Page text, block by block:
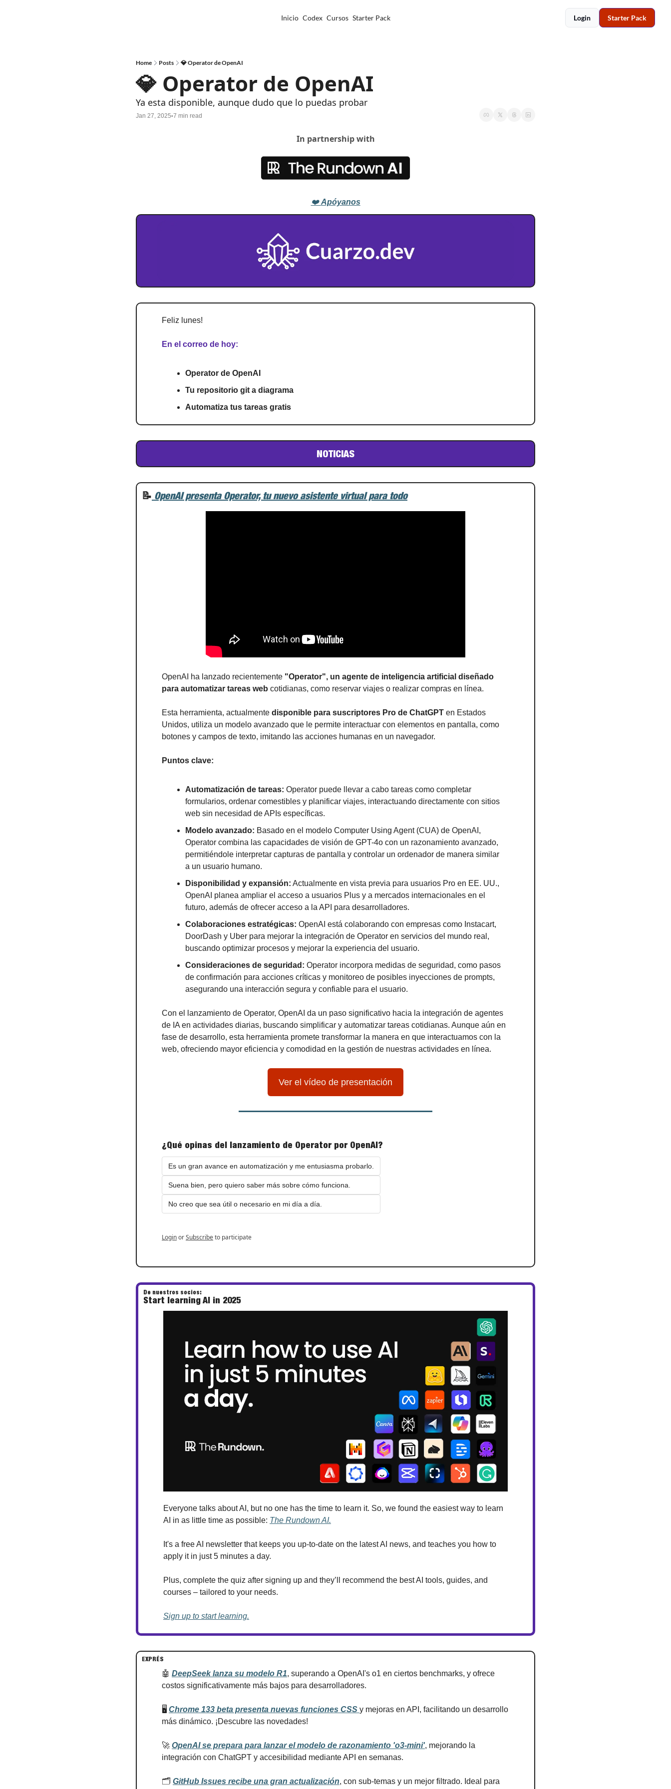
Inicio Codex Cursos Starter Pack Login Starter Pack
Home Posts 💎 Operator de OpenAI
💎 Operator de OpenAI
Ya esta disponible, aunque dudo que lo puedas probar
Jan 27, 2025•7 min read
In partnership with
❤️ Apóyanos
Feliz lunes!
En el correo de hoy:
Operator de OpenAI
Tu repositorio git a diagrama
Automatiza tus tareas gratis
NOTICIAS
📝 OpenAI presenta Operator, tu nuevo asistente virtual para todo
OpenAI ha lanzado recientemente "Operator", un agente de inteligencia artificial diseñado
para automatizar tareas web cotidianas, como reservar viajes o realizar compras en línea.
Esta herramienta, actualmente disponible para suscriptores Pro de ChatGPT en Estados
Unidos, utiliza un modelo avanzado que le permite interactuar con elementos en pantalla, como
botones y campos de texto, imitando las acciones humanas en un navegador.
Puntos clave:
Automatización de tareas: Operator puede llevar a cabo tareas como completar
formularios, ordenar comestibles y planificar viajes, interactuando directamente con sitios
web sin necesidad de APIs específicas.
Modelo avanzado: Basado en el modelo Computer Using Agent (CUA) de OpenAI,
Operator combina las capacidades de visión de GPT-4o con un razonamiento avanzado,
permitiéndole interpretar capturas de pantalla y controlar un ordenador de manera similar
a un usuario humano.
Disponibilidad y expansión: Actualmente en vista previa para usuarios Pro en EE. UU.,
OpenAI planea ampliar el acceso a usuarios Plus y a mercados internacionales en el
futuro, además de ofrecer acceso a la API para desarrolladores.
Colaboraciones estratégicas: OpenAI está colaborando con empresas como Instacart,
DoorDash y Uber para mejorar la integración de Operator en servicios del mundo real,
buscando optimizar procesos y mejorar la experiencia del usuario.
Consideraciones de seguridad: Operator incorpora medidas de seguridad, como pasos
de confirmación para acciones críticas y monitoreo de posibles inyecciones de prompts,
asegurando una interacción segura y confiable para el usuario.
Con el lanzamiento de Operator, OpenAI da un paso significativo hacia la integración de agentes
de IA en actividades diarias, buscando simplificar y automatizar tareas cotidianas. Aunque aún en
fase de desarrollo, esta herramienta promete transformar la manera en que interactuamos con la
web, ofreciendo mayor eficiencia y comodidad en la gestión de nuestras actividades en línea.
Ver el vídeo de presentación
¿Qué opinas del lanzamiento de Operator por OpenAI?
Es un gran avance en automatización y me entusiasma probarlo.
Suena bien, pero quiero saber más sobre cómo funciona.
No creo que sea útil o necesario en mi día a día.
LoginorSubscribeto participate
De nuestros socios:
Start learning AI in 2025
Everyone talks about AI, but no one has the time to learn it. So, we found the easiest way to learn
AI in as little time as possible: The Rundown AI.
It's a free AI newsletter that keeps you up-to-date on the latest AI news, and teaches you how to
apply it in just 5 minutes a day.
Plus, complete the quiz after signing up and they’ll recommend the best AI tools, guides, and
courses – tailored to your needs.
Sign up to start learning.
EXPRÉS
🤖 DeepSeek lanza su modelo R1, superando a OpenAI's o1 en ciertos benchmarks, y ofrece
costos significativamente más bajos para desarrolladores.
🖥️ Chrome 133 beta presenta nuevas funciones CSS y mejoras en API, facilitando un desarrollo
más dinámico. ¡Descubre las novedades!
🚀 OpenAI se prepara para lanzar el modelo de razonamiento 'o3-mini', mejorando la
integración con ChatGPT y accesibilidad mediante API en semanas.
🗂️ GitHub Issues recibe una gran actualización, con sub-temas y un mejor filtrado. Ideal para